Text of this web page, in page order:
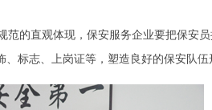
范的直观体现，保安服务企业要把保安
、标志、上岗证等，塑造良好的保安队伍